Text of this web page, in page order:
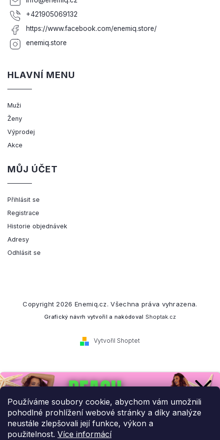
Používáme soubory cookie, abychom vám umožnili
pohodlné prohlížení webové stránky a díky analýze
neustále zlepšovali její funkce, výkon a
použitelnost. Více informácí
+421905069132
https://www.facebook.com/enemiq.store/
enemiq.store
HLAVNÍ MENU
Muži
Ženy
Výprodej
Akce
MŮJ ÚČET
Přihlásit se
Registrace
Historie objednávek
Adresy
Odhlásit se
Vytvořil Shoptet
Copyright 2026 Enemiq.cz. Všechna práva vyhrazena.
Grafický návrh vytvořil a nakódoval Shoptak.cz
Přihlaste se k našemu
newsletteru.
Budeme vám posílat informace o našich novinkách a slevových
akcích.